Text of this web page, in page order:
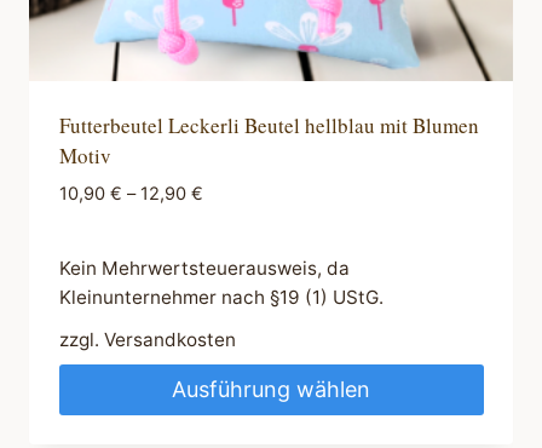
Futterbeutel Leckerli Beutel hellblau mit Blumen
Motiv
10,90 € –12,90 €
Kein Mehrwertsteuerausweis, da
Kleinunternehmer nach §19 (1) UStG.
zzgl. Versandkosten
Ausführung wählen